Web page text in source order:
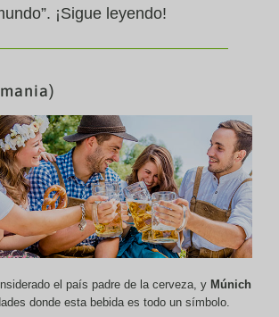
¡Sigue leyendo!
el país padre de la cerveza, y Múnich
donde esta bebida es todo un símbolo.